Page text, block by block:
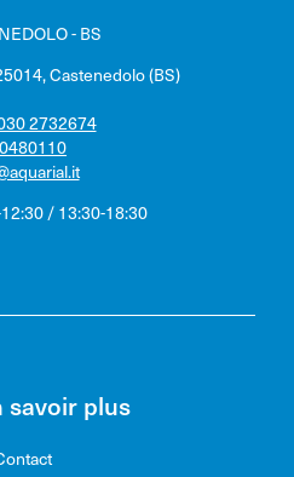
- BS
Castenedolo (BS)
2732674
/ 13:30-18:30
savoir plus